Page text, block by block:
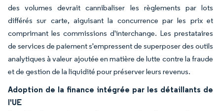
des volumes devrait cannibaliser les règlements par lots
différés sur carte, aiguisant la concurrence par les prix et
comprimant les commissions d'interchange. Les prestataires
de services de paiement s'empressent de superposer des outils
analytiques à valeur ajoutée en matière de lutte contre la fraude
et de gestion de la liquidité pour préserver leurs revenus.
Adoption de la finance intégrée par les détaillants de
l'UE